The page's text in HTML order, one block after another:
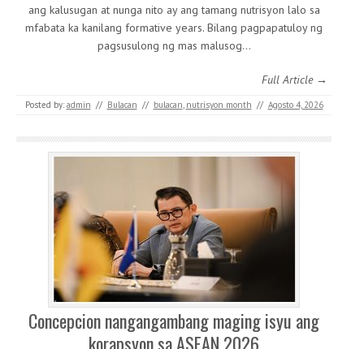
ang kalusugan at nunga nito ay ang tamang nutrisyon lalo sa
mfabata ka kanilang formative years. Bilang pagpapatuloy ng
pagsusulong ng mas malusog…
Full Article →
Posted by: admin // Bulacan // bulacan nutrisyon month // Agosto 4, 2026
Concepcion nangangambang maging isyu ang
korapsyon sa ASEAN 2026